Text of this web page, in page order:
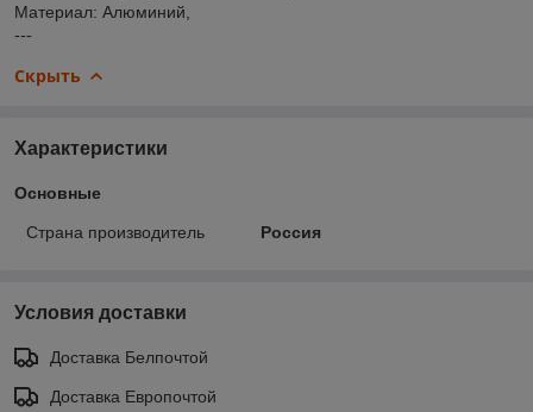
Материал: Алюминий,
---
Скрыть
Характеристики
Основные
Страна производитель Россия
Условия доставки
Доставка Белпочтой
Доставка Европочтой